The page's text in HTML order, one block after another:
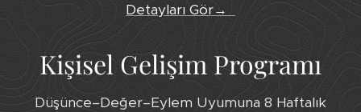
Detayları Gör→
Kişisel Gelişim Programı
Düşünce–Değer–Eylem Uyumuna 8 Haftalık